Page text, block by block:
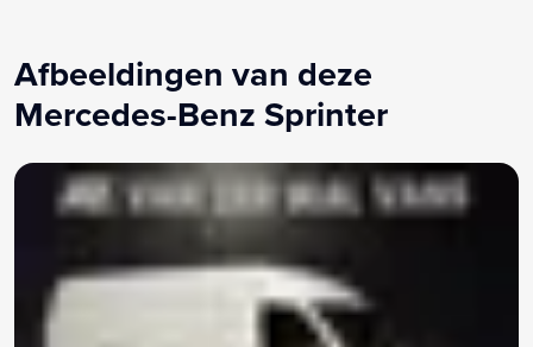
Warmtewerend glas
Zijschuifdeur rechts
Vering verzwaard
Afbeeldingen van deze
Mercedes-Benz Sprinter